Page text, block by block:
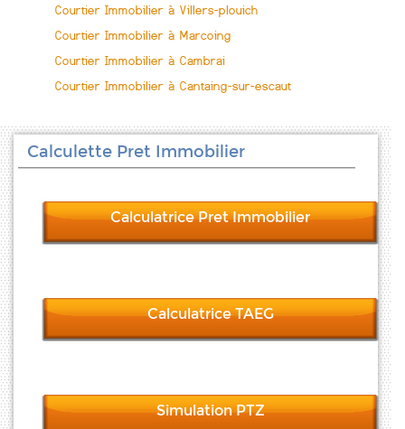
Courtier Immobilier à Villers-plouich
Courtier Immobilier à Marcoing
Courtier Immobilier à Cambrai
Courtier Immobilier à Cantaing-sur-escaut
Calculette Pret Immobilier
Calculatrice Pret Immobilier
Calculatrice TAEG
Simulation PTZ